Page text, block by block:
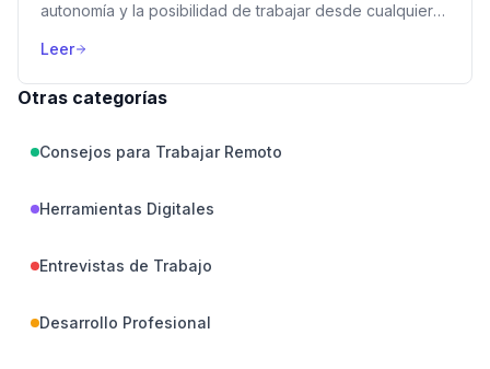
autonomía y la posibilidad de trabajar desde cualquier
Leer
Otras categorías
Consejos para Trabajar Remoto
Herramientas Digitales
Entrevistas de Trabajo
Desarrollo Profesional